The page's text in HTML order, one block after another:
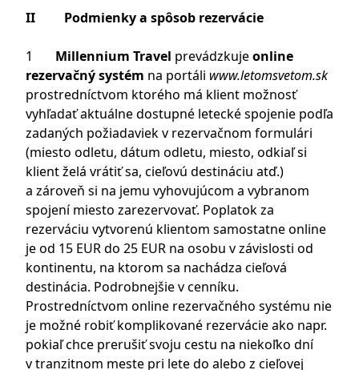
II Podmienky a spôsob rezervácie
1 Millennium Travel prevádzkujeonline
rezervačný systém na portáli www.letomsvetom.sk
prostredníctvom ktorého má klient možnosť
vyhľadať aktuálne dostupné letecké spojenie podľa
zadaných požiadaviek v rezervačnom formulári
(miesto odletu, dátum odletu, miesto, odkiaľ si
klient želá vrátiť sa, cieľovú destináciu atď.)
a zároveň si na jemu vyhovujúcom a vybranom
spojení miesto zarezervovať. Poplatok za
rezerváciu vytvorenú klientom samostatne online
je od 15 EUR do 25 EUR na osobu v závislosti od
kontinentu, na ktorom sa nachádza cieľová
destinácia. Podrobnejšie v cenníku.
Prostredníctvom online rezervačného systému nie
je možné robiť komplikované rezervácie ako napr.
pokiaľ chce prerušiť svoju cestu na niekoľko dní
v tranzitnom meste pri lete do alebo z cieľovej